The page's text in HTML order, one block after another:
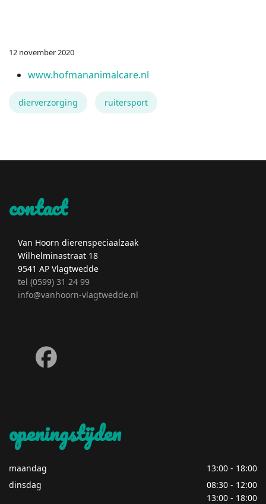
12 november 2020
www.hofmananimalcare.nl
dierverzorging ruitersport
contact
Van Hoorn dierenspeciaalzaak
Wilhelminastraat 18
9541 AP Vlagtwedde
tel (0599) 31 24 99
info@vanhoorn-vlagtwedde.nl
facebook
openingstijden
maandag
13:00 - 18:00
dinsdag
08:30 - 12:00
13:00 - 18:00